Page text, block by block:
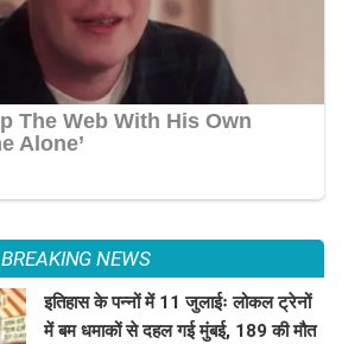
BREAKING NEWS
इतिहास के पन्नों में 11 जुलाईः लोकल ट्रेनों
में बम धमाकों से दहल गई मुंबई, 189 की मौत